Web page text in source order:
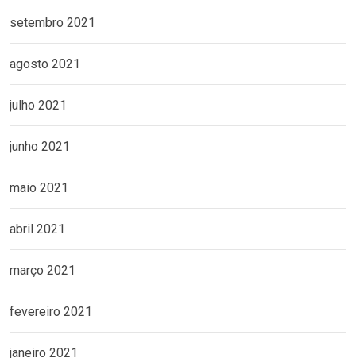
setembro 2021
agosto 2021
julho 2021
junho 2021
maio 2021
abril 2021
março 2021
fevereiro 2021
janeiro 2021